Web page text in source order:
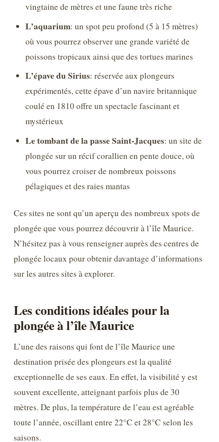
vingtaine de mètres et une faune très riche
L’aquarium: un spot peu profond (5 à 15 mètres)
où vous pourrez observer une grande variété de
poissons tropicaux ainsi que des tortues marines
L’épave du Sirius: réservée aux plongeurs
expérimentés, cette épave d’un navire britannique
coulé en 1810 offre un spectacle fascinant et
mystérieux
Le tombant de la passe Saint-Jacques: un site de
plongée sur un récif corallien en pente douce, où
vous pourrez croiser de nombreux poissons
pélagiques et des raies mantas
Ces sites ne sont qu’un aperçu des nombreux spots de
plongée que vous pourrez découvrir à l’île Maurice.
N’hésitez pas à vous renseigner auprès des centres de
plongée locaux pour obtenir davantage d’informations
sur les autres sites à explorer.
Les conditions idéales pour la
plongée à l’île Maurice
L’une des raisons qui font de l’île Maurice une
destination prisée des plongeurs est la qualité
exceptionnelle de ses eaux. En effet, la visibilité y est
souvent excellente, atteignant parfois plus de 30
mètres. De plus, la température de l’eau est agréable
toute l’année, oscillant entre 22°C et 28°C selon les
saisons.